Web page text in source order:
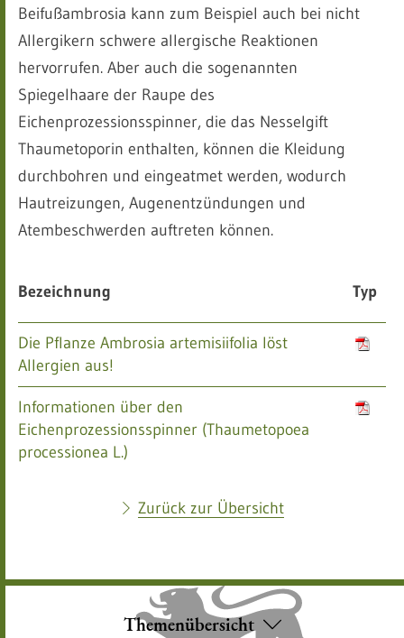
Beifußambrosia kann zum Beispiel auch bei nicht
Allergikern schwere allergische Reaktionen
hervorrufen. Aber auch die sogenannten
Spiegelhaare der Raupe des
Eichenprozessionsspinner, die das Nesselgift
Thaumetoporin enthalten, können die Kleidung
durchbohren und eingeatmet werden, wodurch
Hautreizungen, Augenentzündungen und
Atembeschwerden auftreten können.
Bezeichnung Typ
Die Pflanze Ambrosia artemisiifolia löst
Allergien aus!
Informationen über den
Eichenprozessionsspinner (Thaumetopoea
processionea L.)
Zurück zur Übersicht
Themenübersicht